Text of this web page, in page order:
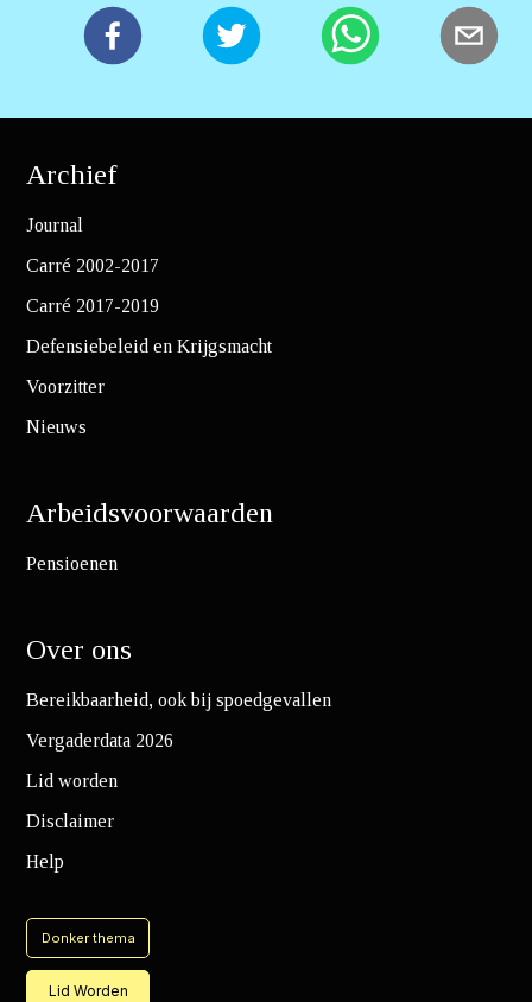
Archief
Journal
Carré 2002-2017
Carré 2017-2019
Defensiebeleid en Krijgsmacht
Voorzitter
Nieuws
Arbeidsvoorwaarden
Pensioenen
Over ons
Bereikbaarheid, ook bij spoedgevallen
Vergaderdata 2026
Lid worden
Disclaimer
Help
Donker thema
Lid Worden